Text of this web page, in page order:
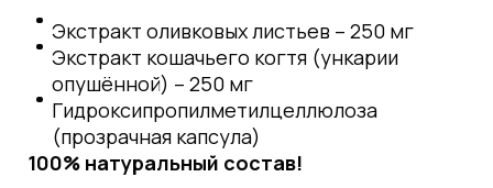
Экстракт оливковых листьев – 250 мг
Экстракт кошачьего когтя (ункарии
опушённой) – 250 мг
Гидроксипропилметилцеллюлоза
(прозрачная капсула)
100% натуральный состав!